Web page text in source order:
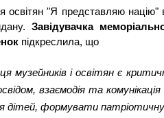
освітян "Я представляю націю"
Завідувачка
підкреслила, що
музейників і освітян є
взаємодія та
дітей, формувати